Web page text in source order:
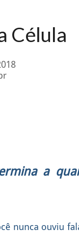
Célula
a
nunca ouviu